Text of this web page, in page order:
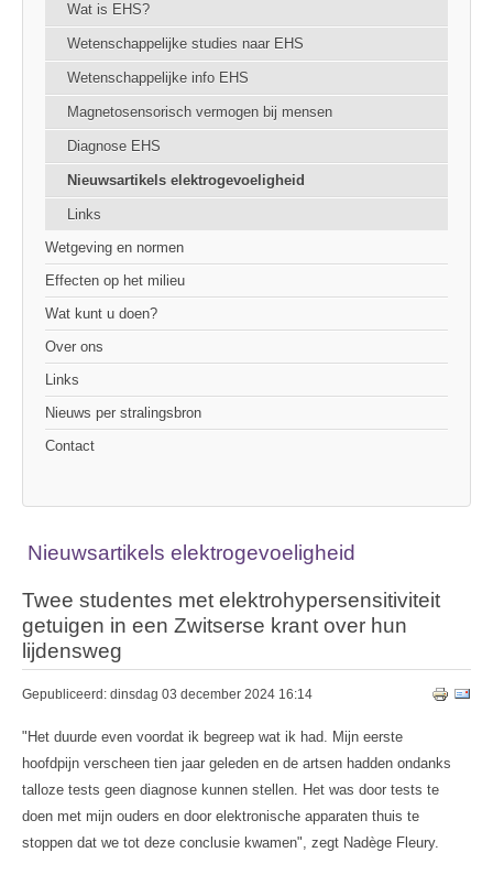
Wat is EHS?
Wetenschappelijke studies naar EHS
Wetenschappelijke info EHS
Magnetosensorisch vermogen bij mensen
Diagnose EHS
Nieuwsartikels elektrogevoeligheid
Links
Wetgeving en normen
Effecten op het milieu
Wat kunt u doen?
Over ons
Links
Nieuws per stralingsbron
Contact
Nieuwsartikels elektrogevoeligheid
Twee studentes met elektrohypersensitiviteit
getuigen in een Zwitserse krant over hun
lijdensweg
Gepubliceerd: dinsdag 03 december 2024 16:14
"Het duurde even voordat ik begreep wat ik had. Mijn eerste
hoofdpijn verscheen tien jaar geleden en de artsen hadden ondanks
talloze tests geen diagnose kunnen stellen. Het was door tests te
doen met mijn ouders en door elektronische apparaten thuis te
stoppen dat we tot deze conclusie kwamen", zegt Nadège Fleury.